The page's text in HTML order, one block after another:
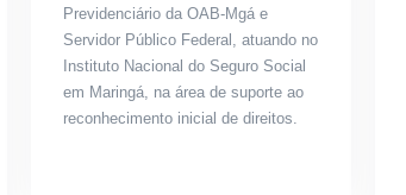
Previdenciário da OAB-Mgá e
Servidor Público Federal, atuando no
Instituto Nacional do Seguro Social
em Maringá, na área de suporte ao
reconhecimento inicial de direitos.